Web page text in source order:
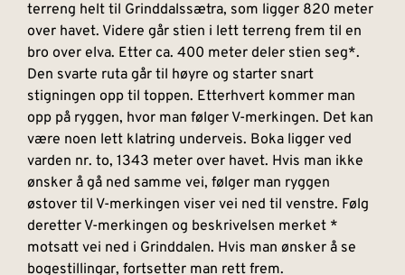
terreng helt til Grinddalssætra, som ligger 820 meter
over havet. Videre går stien i lett terreng frem til en
bro over elva. Etter ca. 400 meter deler stien seg*.
Den svarte ruta går til høyre og starter snart
stigningen opp til toppen. Etterhvert kommer man
opp på ryggen, hvor man følger V-merkingen. Det kan
være noen lett klatring underveis. Boka ligger ved
varden nr. to, 1343 meter over havet. Hvis man ikke
ønsker å gå ned samme vei, følger man ryggen
østover til V-merkingen viser vei ned til venstre. Følg
deretter V-merkingen og beskrivelsen merket *
motsatt vei ned i Grinddalen. Hvis man ønsker å se
bogestillingar, fortsetter man rett frem.